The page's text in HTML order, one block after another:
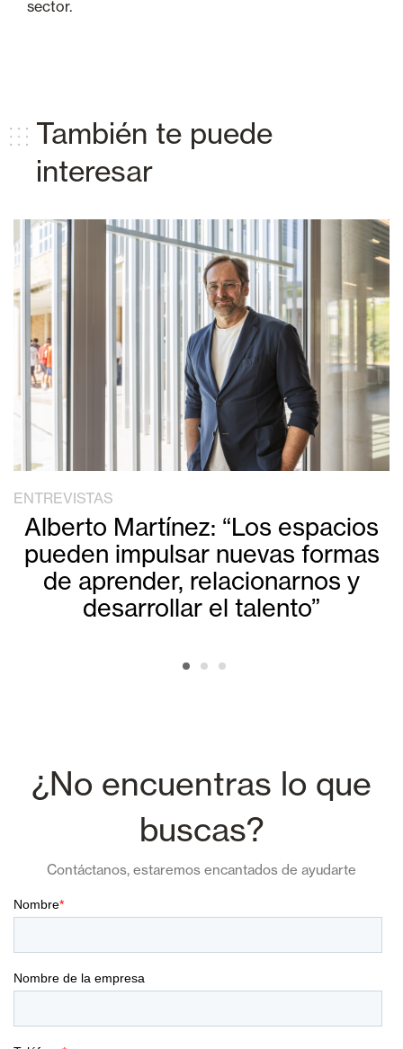
sector.
También te puede
interesar
ENTREVISTAS
Alberto Martínez: “Los espacios
pueden impulsar nuevas formas
de aprender, relacionarnos y
desarrollar el talento”
¿No encuentras lo que
buscas?
Contáctanos, estaremos encantados de ayudarte